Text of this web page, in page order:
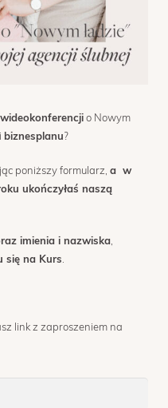
o Nowym
biznesplanu?
poniższy formularz, a w
ukończyłaś naszą
imienia i nazwiska,
się na Kurs.
link z zaproszeniem na